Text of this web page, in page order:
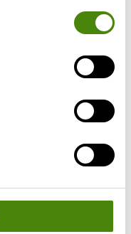
jos tänä kesänä
Pienillä